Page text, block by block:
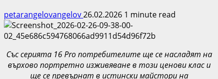
petarangelovangelov26.02.2026 1 minute read
Със серията 16 Pro потребителите ще се насладят на
върхово портретно изживяване в този ценови клас и
ще се превърнат в истински майстори на